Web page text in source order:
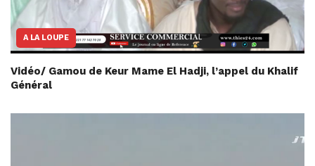
A LA LOUPE
Vidéo/ Gamou de Keur Mame El Hadji, l’appel du Khalif
Général